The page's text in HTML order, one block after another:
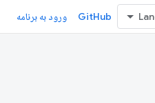
GitHub ورود به برنامه